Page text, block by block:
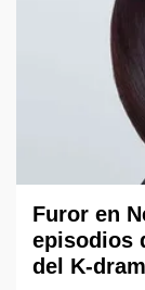
Furor en
episodios
del K-